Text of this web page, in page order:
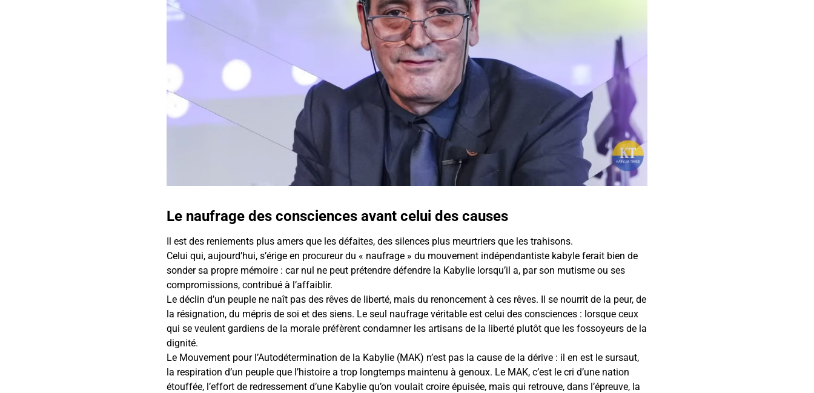
Le naufrage des consciences avant celui des causes
Il est des reniements plus amers que les défaites, des silences plus meurtriers que les trahisons.
Celui qui, aujourd’hui, s’érige en procureur du « naufrage » du mouvement indépendantiste kabyle ferait bien de
sonder sa propre mémoire : car nul ne peut prétendre défendre la Kabylie lorsqu’il a, par son mutisme ou ses
compromissions, contribué à l’affaiblir.
Le déclin d’un peuple ne naît pas des rêves de liberté, mais du renoncement à ces rêves. Il se nourrit de la peur, de
la résignation, du mépris de soi et des siens. Le seul naufrage véritable est celui des consciences : lorsque ceux
qui se veulent gardiens de la morale préfèrent condamner les artisans de la liberté plutôt que les fossoyeurs de la
dignité.
Le Mouvement pour l’Autodétermination de la Kabylie (MAK) n’est pas la cause de la dérive : il en est le sursaut,
la respiration d’un peuple que l’histoire a trop longtemps maintenu à genoux. Le MAK, c’est le cri d’une nation
étouffée, l’effort de redressement d’une Kabylie qu’on voulait croire épuisée, mais qui retrouve, dans l’épreuve, la